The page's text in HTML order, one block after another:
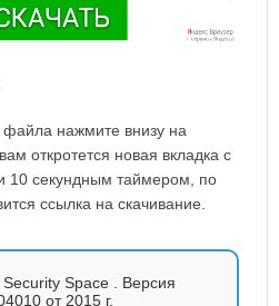
файла нажмите внизу на
откротется новая вкладка с
секундным таймером, по
ссылка на скачивание.
Security Space . Версия
от 2015 г.